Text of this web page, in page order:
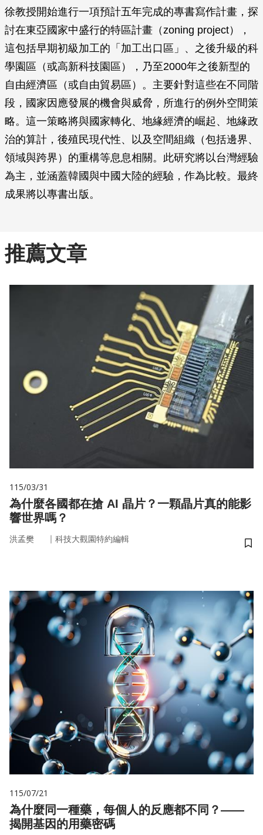
徐教授開始進行一項預計五年完成的專書寫作計畫，探
討在東亞國家中盛行的特區計畫（zoning project），
這包括早期初級加工的「加工出口區」、之後升級的科
學園區（或高新科技園區），乃至2000年之後新型的
自由經濟區（或自由貿易區）。主要針對這些在不同階
段，國家因應發展的機會與威脅，所進行的例外空間策
略。這一策略將與國家轉化、地緣經濟的崛起、地緣政
治的算計，後殖民現代性、以及空間組織（包括邊界、
領域與跨界）的重構等息息相關。此研究將以台灣經驗
為主，並涵蓋韓國與中國大陸的經驗，作為比較。最終
成果將以專書出版。
推薦文章
115/03/31
為什麼各國都在搶 AI 晶片？一顆晶片真的能影
響世界嗎？
洪孟樊 ｜ 科技大觀園特約編輯
儲
115/07/21
為什麼同一種藥，每個人的反應都不同？——
揭開基因的用藥密碼